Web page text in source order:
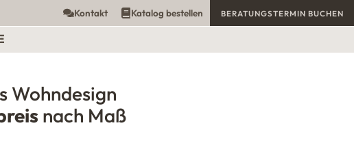
Wohndesign
nach Maß
Kontakt Katalog bestellen BERATUNGSTERMIN BUCHEN